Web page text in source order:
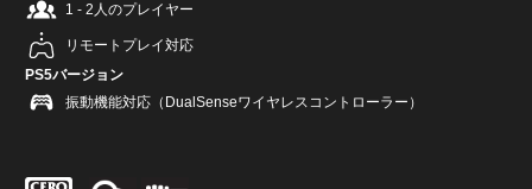
1 - 2人のプレイヤー
リモートプレイ対応
PS5バージョン
振動機能対応（DualSenseワイヤレスコントローラー）